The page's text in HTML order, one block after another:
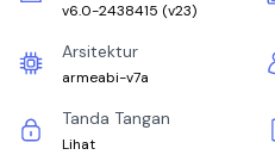
v6.0-2438415 (v23)
Arsitektur
armeabi-v7a
Tanda Tangan
Lihat